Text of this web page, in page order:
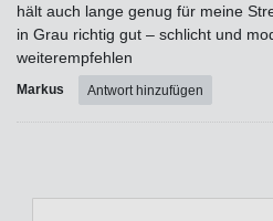
hält auch lange genug für meine
in Grau richtig gut – schlicht und
weiterempfehlen
Markus Antwort hinzufügen